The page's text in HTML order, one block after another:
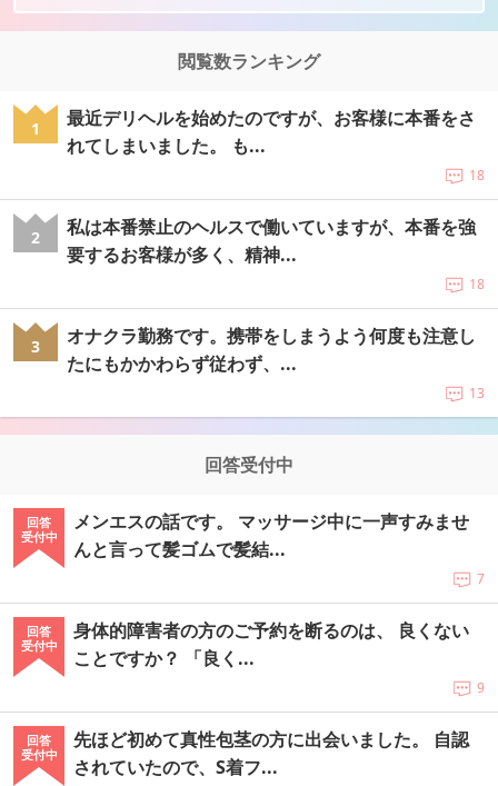
閲覧数ランキング
1
最近デリヘルを始めたのですが、お客様に本番をさ
れてしまいました。 も...
18
2
私は本番禁止のヘルスで働いていますが、本番を強
要するお客様が多く、精神...
18
3
オナクラ勤務です。携帯をしまうよう何度も注意し
たにもかかわらず従わず、...
13
回答受付中
回答
受付中
メンエスの話です。 マッサージ中に一声すみませ
んと言って髪ゴムで髪結...
7
回答
受付中
身体的障害者の方のご予約を断るのは、 良くない
ことですか？ 「良く...
9
回答
受付中
先ほど初めて真性包茎の方に出会いました。 自認
されていたので、S着フ...